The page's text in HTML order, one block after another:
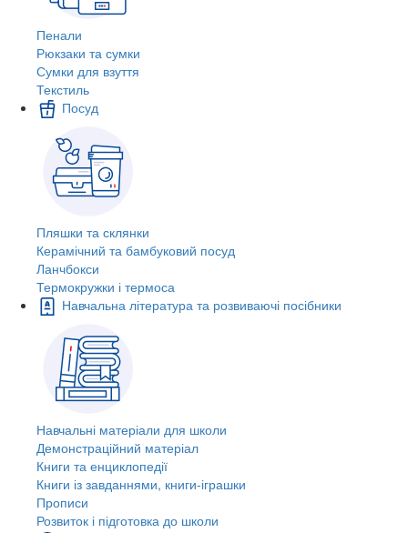
Пенали
Рюкзаки та сумки
Сумки для взуття
Текстиль
Посуд
Пляшки та склянки
Керамічний та бамбуковий посуд
Ланчбокси
Термокружки і термоса
Навчальна література та розвиваючі посібники
Навчальні матеріали для школи
Демонстраційний матеріал
Книги та енциклопедії
Книги із завданнями, книги-іграшки
Прописи
Розвиток і підготовка до школи